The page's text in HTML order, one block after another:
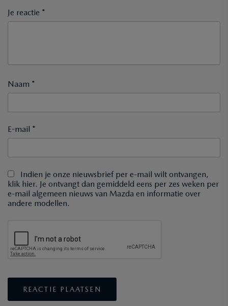
Je reactie *
Naam *
E-mail *
Indien je onze nieuwsbrief per e-mail wilt ontvangen,
klik hier. Je ontvangt dan gemiddeld eens per zes weken per
e-mail algemeen nieuws van Mazda en informatie over
andere modellen.